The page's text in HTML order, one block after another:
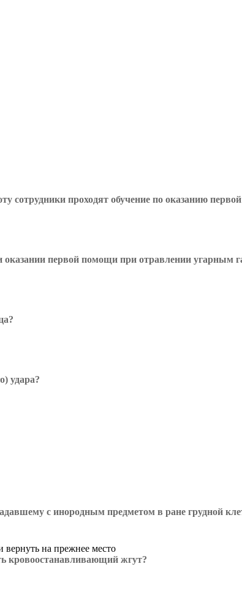
сотрудники проходят обучение по оказанию
оказании первой помощи при отравлении угарным
удара?
с инородным предметом в ране грудной
вернуть на прежнее место
кровоостанавливающий жгут?